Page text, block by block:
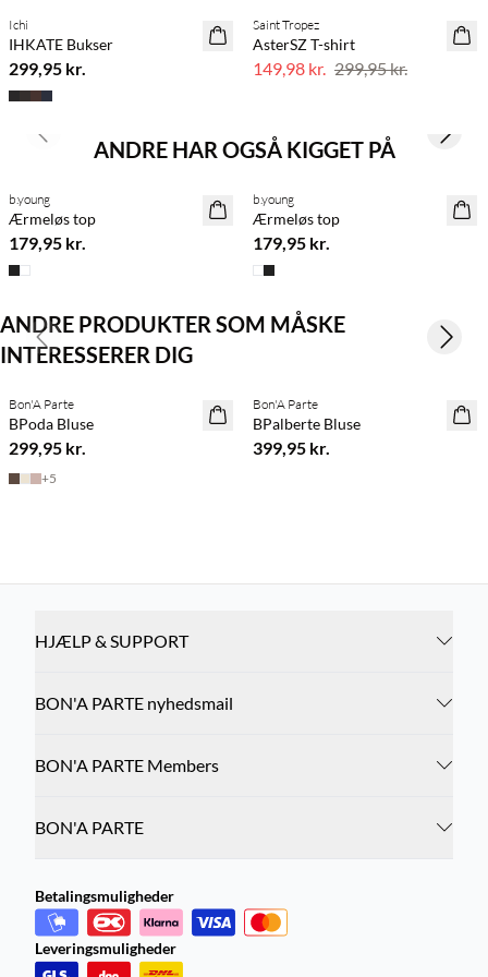
NYHED
Ichi
IHKATE Bukser
299,95 kr.
50% rabat
Saint Tropez
AsterSZ T-shirt
149,98 kr. 299,95 kr.
ANDRE HAR OGSÅ KIGGET PÅ
NYHED
b.young
Ærmeløs top
179,95 kr.
BASIC DEAL
b.young
Ærmeløs top
179,95 kr.
Previous slide Next
ANDRE PRODUKTER SOM MÅSKE
INTERESSERER DIG
NYHED
Køb min. 2 & spar 20%
Bon'A Parte
BPoda Bluse
299,95 kr.
+5
NYHED
Bon'A Parte
BPalberte Bluse
399,95 kr.
Previous slide Next
HJÆLP & SUPPORT
BON'A PARTE nyhedsmail
BON'A PARTE Members
BON'A PARTE
Betalingsmuligheder
Leveringsmuligheder